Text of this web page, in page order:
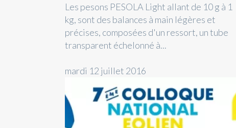
Les pesons PESOLA Light allant de 10 g à 1
kg, sont des balances à main légères et
précises, composées d'un ressort, un tube
transparent échelonné à...
mardi 12 juillet 2016